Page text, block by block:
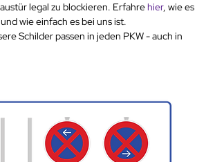
legal zu blockieren. Erfahre hier, wie es
wie einfach es bei uns ist.
Schilder passen in jeden PKW - auch in